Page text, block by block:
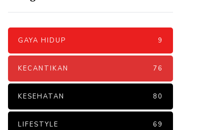
GAYA HIDUP 9
KECANTIKAN 76
KESEHATAN 80
LIFESTYLE 69